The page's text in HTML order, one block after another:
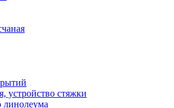
устройство стяжки
линолеума